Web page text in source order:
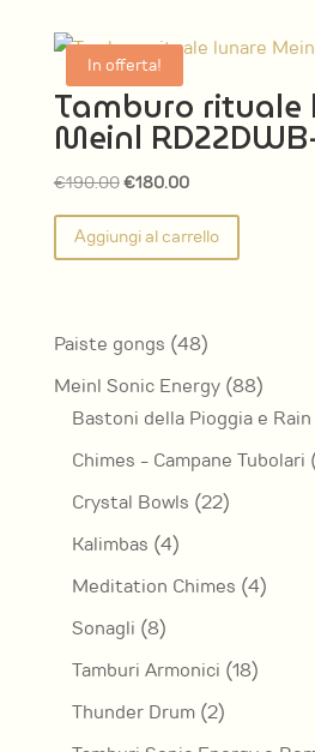
In offerta!
Tamburo rituale
Meinl
€190.00Il
originale
era:
€180.00Il
attuale
è:
Aggiungi al carrello
Paiste gongs 4848
prodotti
Meinl Sonic Energy 8888
Bastoni della Pioggia e
Chimes - Campane Tubolari
Crystal Bowls 2222
Kalimbas 44
prodotti
Meditation Chimes 44
Sonagli 88
prodotti
Tamburi Armonici 1818
Thunder Drum 22
prodotti